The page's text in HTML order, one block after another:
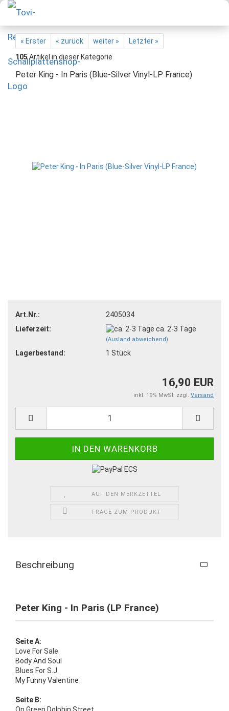
« Erster « zurück weiter »
Letzter »
105Artikel in dieser Kategorie
Peter King - In Paris (Blue-Silver Vinyl-LP France)
Art.Nr.:
2405034
Lieferzeit:
ca. 2-3 Tage
(Ausland abweichend)
Lagerbestand: 1 Stück
16,90 EUR
inkl. 19% MwSt. zzgl. Versand
AUF DEN MERKZETTEL
FRAGE ZUM PRODUKT
Beschreibung
Peter King - In Paris (LP France)
Seite A:
Love For Sale
Body And Soul
Blues For S.J.
My Funny Valentine
Seite B:
On Green Dolphin Street